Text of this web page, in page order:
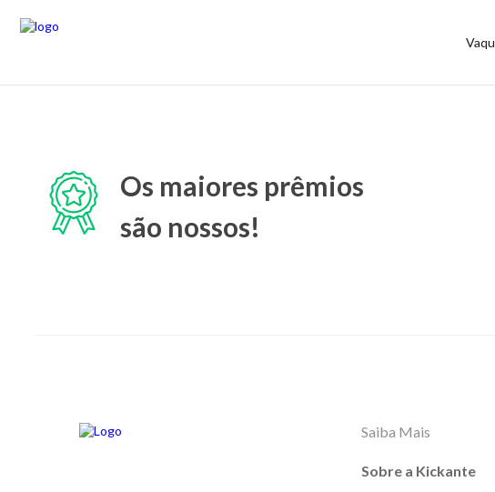
Os maiores prêmios
são nossos!
Saiba Mais
Sobre a Kickante